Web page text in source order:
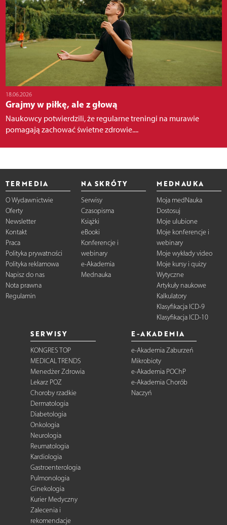
18.06.2026
Grajmy w piłkę, ale z głową
Naukowcy potwierdzili, że regularne treningi na murawie
pomagają zachować świetne zdrowie....
TERMEDIA
O Wydawnictwie
Oferty
Newsletter
Kontakt
Praca
Polityka prywatności
Polityka reklamowa
Napisz do nas
Nota prawna
Regulamin
NA SKRÓTY
Serwisy
Czasopisma
Książki
eBooki
Konferencje i
webinary
e-Akademia
Mednauka
MEDNAUKA
Moja medNauka
Dostosuj
Moje ulubione
Moje konferencje i
webinary
Moje wykłady video
Moje kursy i quizy
Wytyczne
Artykuły naukowe
Kalkulatory
Klasyfikacja ICD-9
Klasyfikacja ICD-10
SERWISY
KONGRES TOP
MEDICAL TRENDS
Menedżer Zdrowia
Lekarz POZ
Choroby rzadkie
Dermatologia
Diabetologia
Onkologia
Neurologia
Reumatologia
Kardiologia
Gastroenterologia
Pulmonologia
Ginekologia
Kurier Medyczny
Zalecenia i
rekomendacje
E-AKADEMIA
e-Akademia Zaburzeń
Mikrobioty
e-Akademia POChP
e-Akademia Chorób
Naczyń